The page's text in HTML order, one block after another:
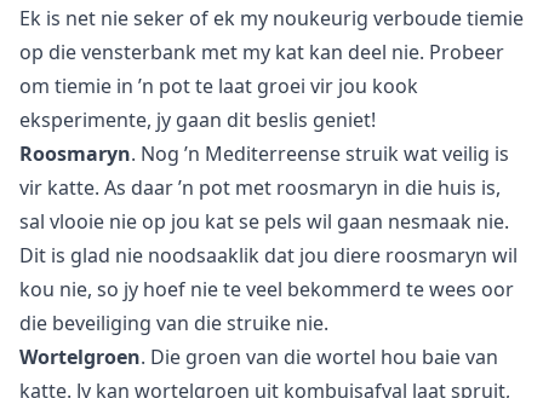
Ek is net nie seker of ek my noukeurig verboude tiemie
op die vensterbank met my kat kan deel nie. Probeer
om tiemie in ’n potte laat groei vir jou kook
eksperimente, jy gaan dit beslis geniet!
Roosmaryn. Nog ’n Mediterreense struik wat veilig is
vir katte. As daar ’n pot met roosmaryn in die huis is,
sal vlooie nie op jou kat se pels wil gaan nesmaak nie.
Dit is glad nie noodsaaklik dat jou diere roosmaryn wil
kou nie, so jy hoef nie te veel bekommerd te wees oor
die beveiliging van die struike nie.
Wortelgroen. Die groen van die wortel hou baie van
katte. Jy kan wortelgroen uit kombuisafval laat spruit,